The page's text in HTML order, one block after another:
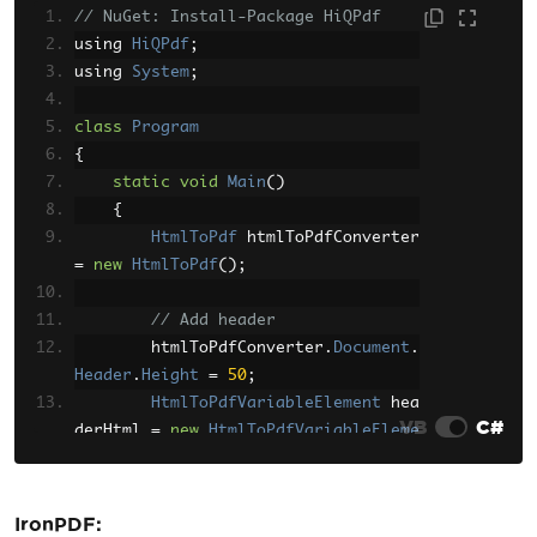
// NuGet: Install-Package HiQPdf
using
HiQPdf ;
using System;
class
Program
{
static
void Main()
{
HtmlToPdf
=
new HtmlToPdf();
// Add header
        htmlToPdfConverter
. Document .
Header . Height = 50;
HtmlToPdfVariableElement hea
derHtml = new
HtmlToPdfVariableEleme
VB C#
IronPDF: